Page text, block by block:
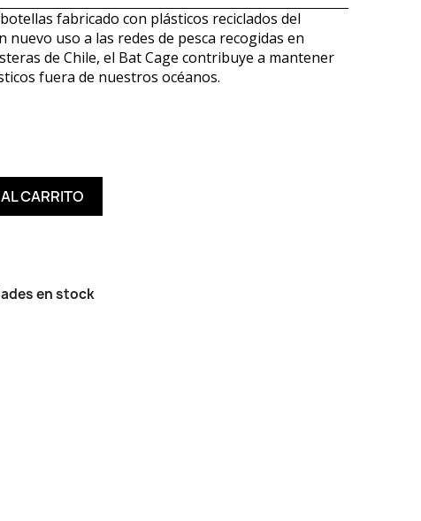
fabricado con plásticos reciclados del
nuevo uso a las redes de pesca recogidas en
de Chile, el Bat Cage contribuye a mantener
fuera de nuestros océanos.
CARRITO
en stock